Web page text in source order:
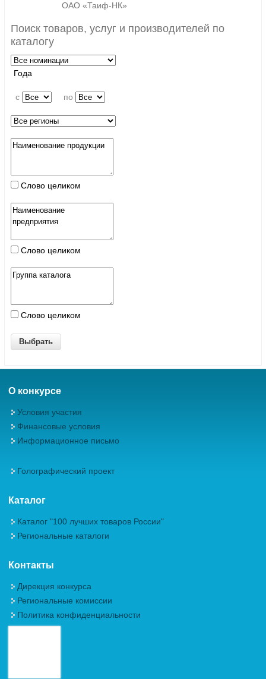
ОАО «Таиф-НК»
Поиск товаров, услуг и производителей по
каталогу
Года
c по
Слово целиком
Слово целиком
Слово целиком
О конкурсе
Условия участия
Финансовые условия
Информационное письмо
Голографический проект
Каталог
Каталог "100 лучших товаров России"
Региональные каталоги
Контакты
Дирекция конкурса
Региональные комиссии
Политика конфиденциальности